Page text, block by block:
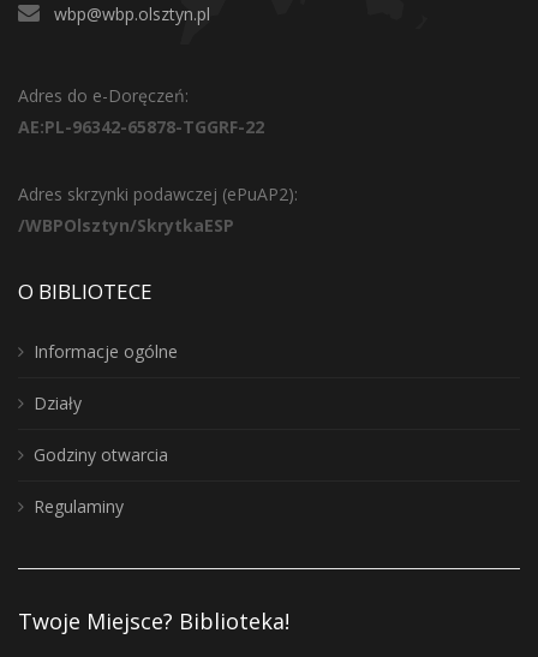
wbp@wbp.olsztyn.pl
Adres do e-Doręczeń:
AE:PL-96342-65878-TGGRF-22
Adres skrzynki podawczej (ePuAP2):
/WBPOlsztyn/SkrytkaESP
O BIBLIOTECE
Informacje ogólne
Działy
Godziny otwarcia
Regulaminy
Twoje Miejsce? Biblioteka!